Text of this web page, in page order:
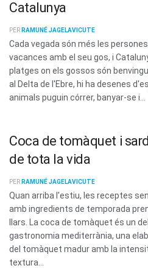
Catalunya
PER RAMUNÉ JAGELAVICUTE
Cada vegada són més les
vacances amb el seu gos, i
platges on els gossos són
al Delta de l'Ebre, hi ha desenes
animals puguin córrer, banyar-se i...
Coca de tomàquet i
de tota la vida
PER RAMUNÉ JAGELAVICUTE
Quan arriba l'estiu, les receptes
amb ingredients de temporada
llars. La coca de tomàquet és un
gastronomia mediterrània, una
del tomàquet madur amb la
textura...